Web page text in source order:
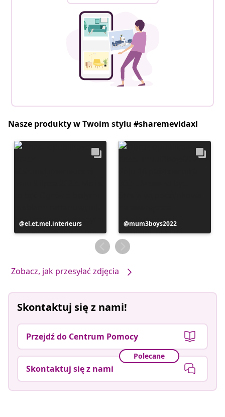
Nasze produkty w Twoim stylu #sharemevidaxl
Post
opublikowany
el.et.mel.interieurs
Post
opublikowany
przez
mum3boys2022
Zobacz, jak przesyłać zdjęcia
Skontaktuj się z nami!
Przejdź do Centrum Pomocy
Polecane
Skontaktuj się z nami